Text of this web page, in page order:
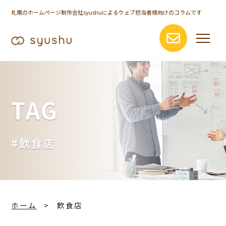
札幌のホームページ制作会社syushuによるウェブ担当者様向けのコラムです
TAG
#飲食店
ホーム 飲食店